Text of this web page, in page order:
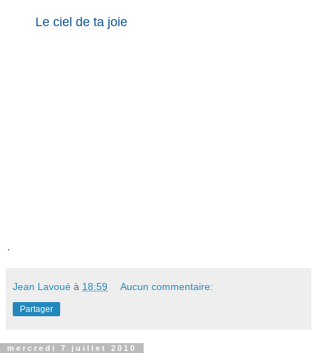
Le ciel de ta joie
.
Jean Lavoué à 18:59 Aucun commentaire:
Partager
mercredi 7 juillet 2010